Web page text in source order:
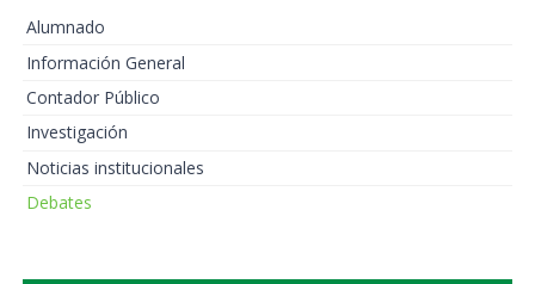
Alumnado
Información General
Contador Público
Investigación
Noticias institucionales
Debates